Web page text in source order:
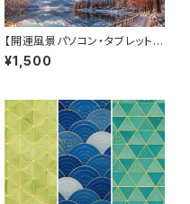
【開運風景パソコン・タブレット用
壁紙】《蒼翠巡景シリーズ》四季
を巡る自然の風景（壁紙4枚・利
¥1,500